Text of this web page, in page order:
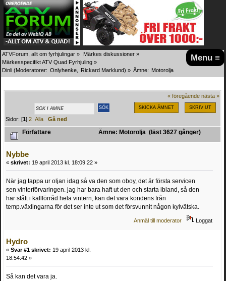
Menu ≡
ATVForum, allt om fyrhjulingar » Märkes diskussioner »
Märkesspecifikt ATV Quad Fyrhjuling »
Dinli (Moderatorer: Onlyhenke Rickard Marklund) » Ämne: Motorolja
« föregående nästa »
SKICKA ÄMNET SKRIV UT
Sidor: [1]2 Alla Gå ned
Författare Ämne: Motorolja (läst 3627 gånger)
Nybbe
« skrivet: 19 april 2013 kl. 18:09:22 »
När jag tappa ur oljan idag så va den som oboy, det är första servicen
sen vinterförvaringen. jag har bara haft ut den och starta ibland, så den
har stått i kallförråd hela vintern, kan det vara kondens från
temp.växlingarna för det ser inte ut som det försvunnit någon kylvätska.
Anmäl till moderator Loggat
Hydro
« Svar #1 skrivet: 19 april 2013 kl.
18:54:42 »
Så kan det vara ja.